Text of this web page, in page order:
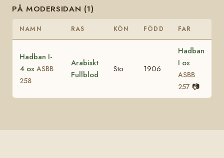
PÅ MODERSIDAN (1)
NAMN RAS KÖN FÖDD FAR
Hadban I-
4 ox ASBB
258
Arabiskt
Fullblod
Sto 1906
Hadban
I ox
ASBB
257 📷